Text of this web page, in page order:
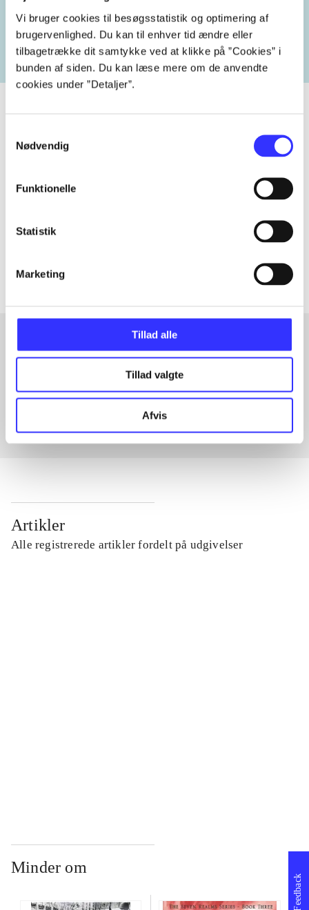
Vi bruger cookies til besøgsstatistik og optimering af
brugervenlighed. Du kan til enhver tid ændre eller
tilbagetrække dit samtykke ved at klikke på ”Cookies” i
bunden af siden. Du kan læse mere om de anvendte
cookies under ”Detaljer”.
Nødvendig
Funktionelle
Statistik
Marketing
Tillad alle
Tillad valgte
Afvis
heste børnebøger ridning hestesygdomme
Tidsskrift
Artikler med samme emner
Fra
Artikler
Alle registrerede artikler fordelt på udgivelser
Minder om
Feedback